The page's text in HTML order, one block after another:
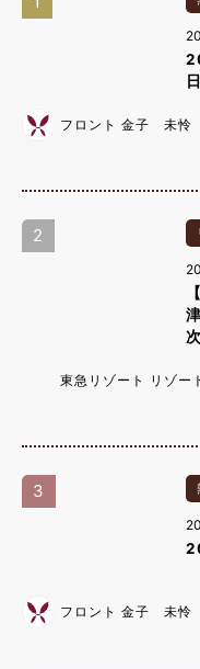
フロント 金子 未怜
2
東急リゾート リゾー
3
フロント 金子 未怜